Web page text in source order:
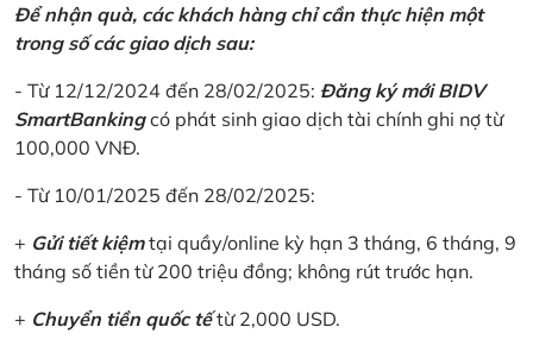
Để nhận quà, các khách hàng chỉ cần thực hiện một
trong số các giao dịch sau:
- Từ 12/12/2024 đến 28/02/2025: Đăng ký mới BIDV
SmartBankingcó phát sinh giao dịch tài chính ghi nợ từ
100,000 VNĐ.
- Từ 10/01/2025 đến 28/02/2025:
+ Gửi tiết kiệmtại quầy/online kỳ hạn 3 tháng, 6 tháng, 9
tháng số tiền từ 200 triệu đồng; không rút trước hạn.
+ Chuyển tiền quốc tếtừ 2,000 USD.